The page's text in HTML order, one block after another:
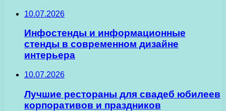
10.07.2026
Инфостенды и информационные
стенды в современном дизайне
интерьера
10.07.2026
Лучшие рестораны для свадеб юбилеев
корпоративов и праздников